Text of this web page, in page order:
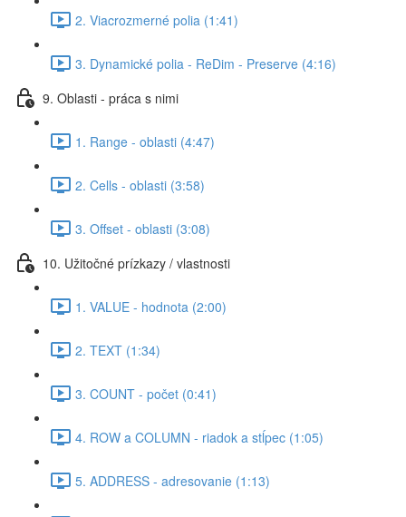
2. Viacrozmerné polia (1:41)
3. Dynamické polia - ReDim - Preserve (4:16)
9. Oblasti - práca s nimi
1. Range - oblasti (4:47)
2. Cells - oblasti (3:58)
3. Offset - oblasti (3:08)
10. Užitočné prízkazy / vlastnosti
1. VALUE - hodnota (2:00)
2. TEXT (1:34)
3. COUNT - počet (0:41)
4. ROW a COLUMN - riadok a stĺpec (1:05)
5. ADDRESS - adresovanie (1:13)